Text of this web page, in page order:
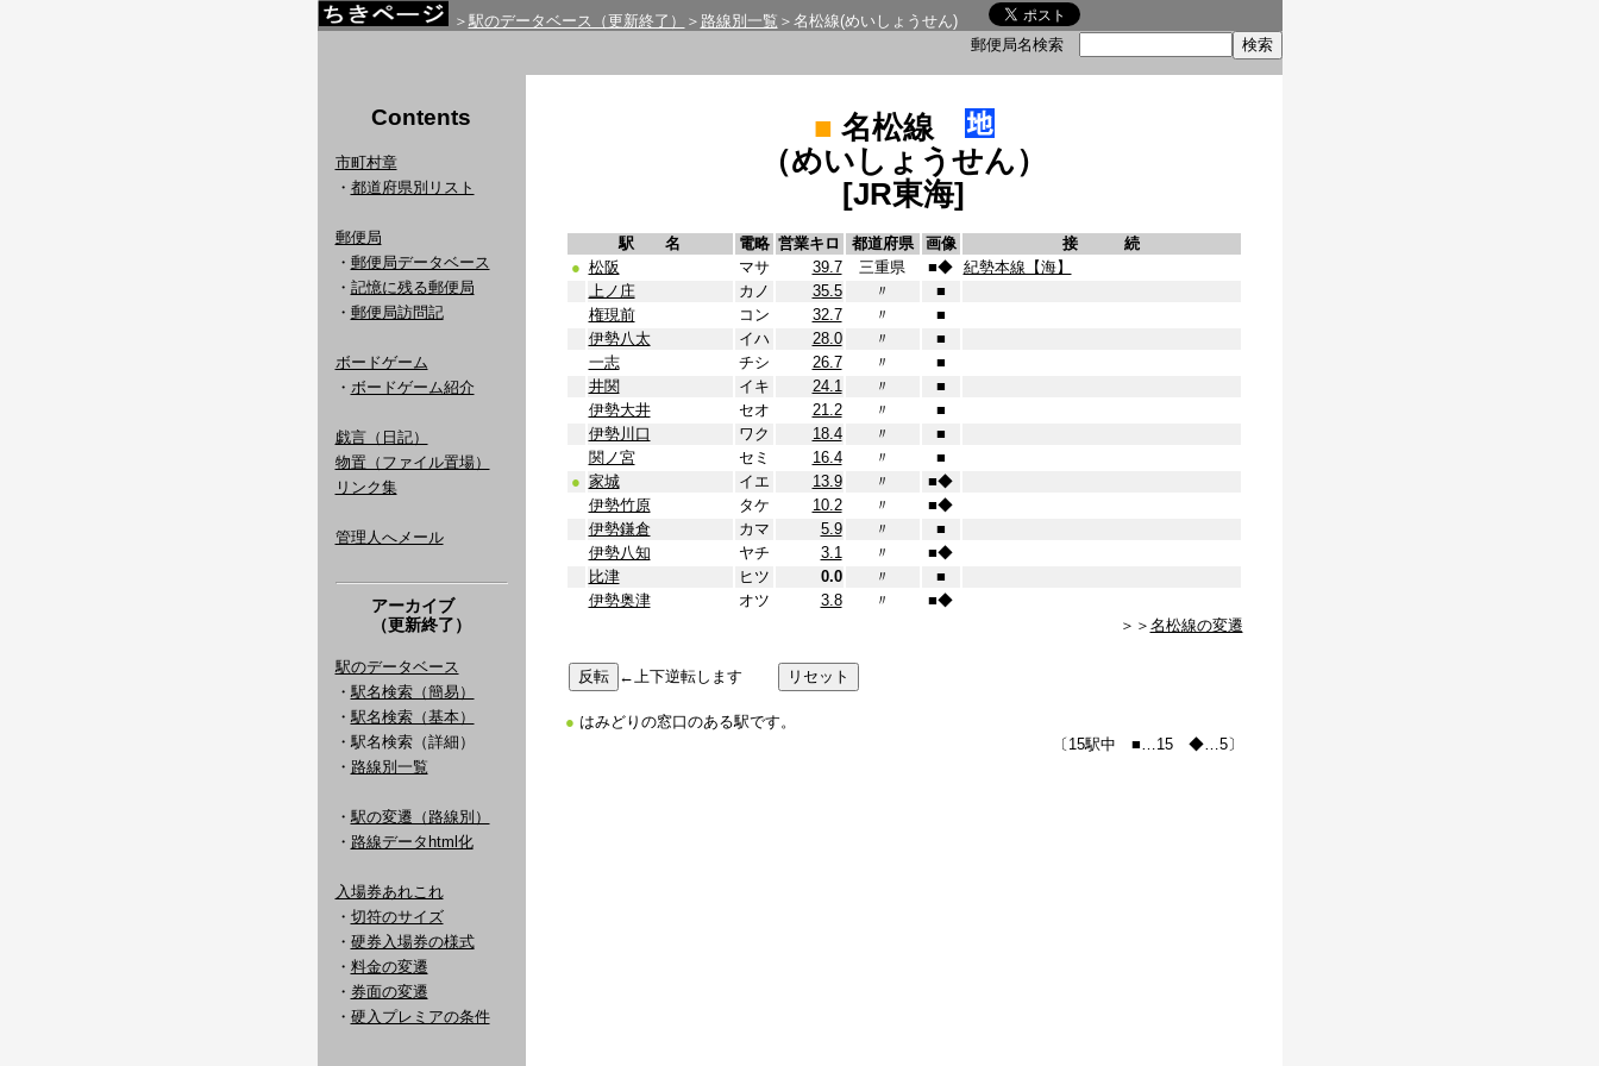
＞ 駅のデータベース（更新終了） ＞ 路線別一覧 ＞名松線(めいしょうせん)
郵便局名検索
Contents
市町村章
・ 都道府県別リスト
郵便局
・ 郵便局データベース
・ 記憶に残る郵便局
・ 郵便局訪問記
ボードゲーム
・ ボードゲーム紹介
戯言（日記）
物置（ファイル置場）
リンク集
管理人へメール
アーカイブ
（更新終了）
駅のデータベース
・ 駅名検索（簡易）
・ 駅名検索（基本）
・駅名検索（詳細）
・ 路線別一覧
・ 駅の変遷（路線別）
・ 路線データhtml化
入場券あれこれ
・ 切符のサイズ
・ 硬券入場券の様式
・ 料金の変遷
・ 券面の変遷
・ 硬入プレミアの条件
■ 名松線
（めいしょうせん）
[JR東海]
駅 名 電略 営業キロ 都道府県 画像
接 続
● 松阪 マサ 39.7 三重県 ■◆ 紀勢本線【海】
上ノ庄
カノ 35.5 〃
■
権現前
コン 32.7 〃
■
伊勢八太
イハ 28.0 〃
■
一志
チシ 26.7 〃
■
井関
イキ 24.1 〃
■
伊勢大井
セオ 21.2 〃
■
伊勢川口
ワク 18.4 〃
■
関ノ宮
セミ 16.4 〃
■
● 家城 イエ 13.9 〃 ■◆
伊勢竹原
タケ 10.2 〃 ■◆
伊勢鎌倉
カマ 5.9 〃
■
伊勢八知
ヤチ 3.1 〃 ■◆
比津
ヒツ 0.0 〃
■
伊勢奥津
オツ 3.8 〃 ■◆
＞＞ 名松線の変遷
←上下逆転します
● はみどりの窓口のある駅です。
〔15駅中 ■…15 ◆…5〕